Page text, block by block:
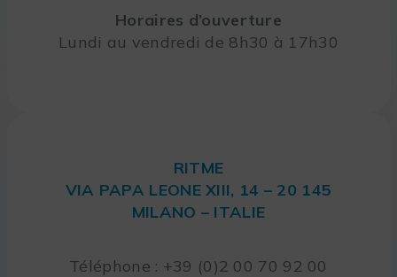
Horaires d’ouverture
Lundi au vendredi de 8h30 à 17h30
RITME
VIA PAPA LEONE XIII, 14 – 20 145
MILANO – ITALIE
Téléphone : +39 (0)2 00 70 92 00